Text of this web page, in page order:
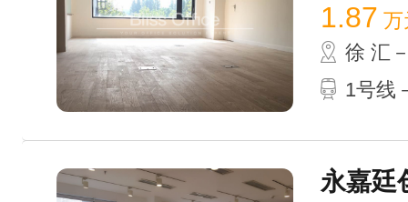
1.87 万
徐 汇
1号线
永嘉廷